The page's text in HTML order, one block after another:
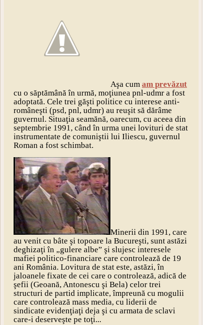
Aşa cum am prevăzut
cu o săptămână în urmă, moţiunea pnl-udmr a fost
adoptată. Cele trei găşti politice cu interese anti-
româneşti (psd, pnl, udmr) au reuşit să dărâme
guvernul. Situaţia seamănă, oarecum, cu aceea din
septembrie 1991, când în urma unei lovituri de stat
instrumentate de comuniştii lui Iliescu, guvernul
Roman a fost schimbat.
Minerii din 1991, care
au venit cu bâte şi topoare la Bucureşti, sunt astăzi
deghizaţi în „gulere albe” şi slujesc interesele
mafiei politico-financiare care controlează de 19
ani România. Lovitura de stat este, astăzi, în
jaloanele fixate de cei care o controlează, adică de
şefii (Geoană, Antonescu şi Bela) celor trei
structuri de partid implicate, împreună cu mogulii
care controlează mass media, cu liderii de
sindicate evidenţiaţi deja şi cu armata de sclavi
care-i deserveşte pe toţi...